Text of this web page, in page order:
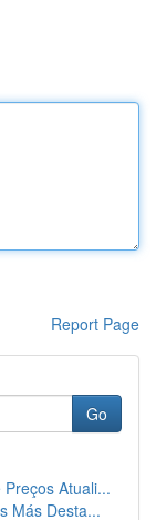
Report Page
Go
Atuali...
Más Desta...